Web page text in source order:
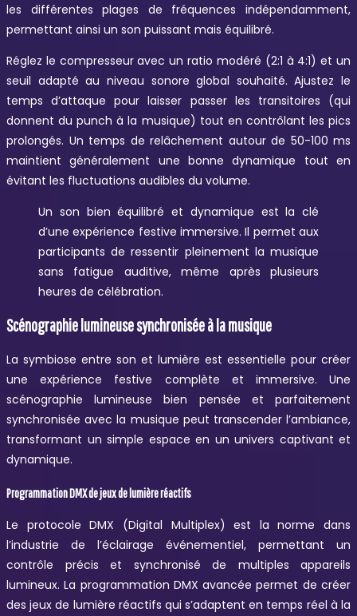
les différentes plages de fréquences indépendamment,
permettant ainsi un son puissant mais équilibré.
Réglez le compresseur avec un ratio modéré (2:1 à 4:1) et un
seuil adapté au niveau sonore global souhaité. Ajustez le
temps d’attaque pour laisser passer les transitoires (qui
donnent du punch à la musique) tout en contrôlant les pics
prolongés. Un temps de relâchement autour de 50-100 ms
maintient généralement une bonne dynamique tout en
évitant les fluctuations audibles du volume.
Un son bien équilibré et dynamique est la clé
d’une expérience festive immersive. Il permet aux
participants de ressentir pleinement la musique
sans fatigue auditive, même après plusieurs
heures de célébration.
Scénographie lumineuse synchronisée à la musique
La symbiose entre son et lumière est essentielle pour créer
une expérience festive complète et immersive. Une
scénographie lumineuse bien pensée et parfaitement
synchronisée avec la musique peut transcender l’ambiance,
transformant un simple espace en un univers captivant et
dynamique.
Programmation DMX de jeux de lumière réactifs
Le protocole DMX (Digital Multiplex) est la norme dans
l’industrie de l’éclairage événementiel, permettant un
contrôle précis et synchronisé de multiples appareils
lumineux. La programmation DMX avancée permet de créer
des jeux de lumière réactifs qui s’adaptent en temps réel à la